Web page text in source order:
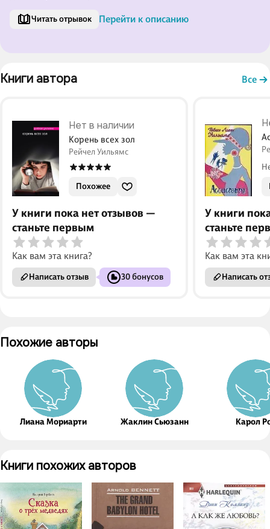
Читать отрывок Перейти к описанию
Книги автора Все
Нет в наличии
Корень всех зол
Рейчел Уильямс
Похожее
У книги пока нет отзывов —
станьте первым
Как вам эта книга?
Написать отзыв 30 бонусов
У книги
станьте
Как вам эта
Написать
Похожие авторы
Лиана Мориарти Жаклин Сьюзанн Карол
Книги похожих авторов